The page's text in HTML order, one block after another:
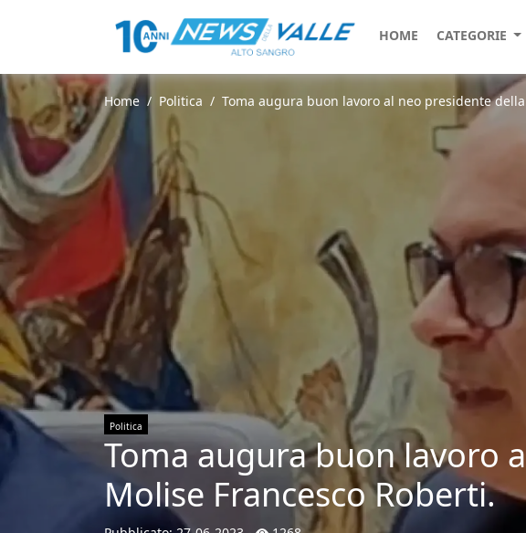
HOME CATEGORIE
Home Politica Toma augura buon lavoro al neo presidente
Politica
Toma augura buon lavoro
Molise Francesco Roberti.